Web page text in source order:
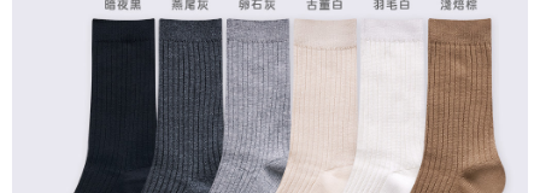
每筆NT$85，滿NT$859(含以上)免運費